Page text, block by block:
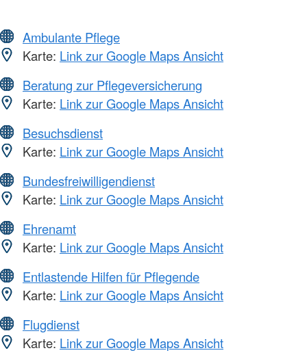
Ambulante Pflege
Karte: Link zur Google Maps Ansicht
Beratung zur Pflegeversicherung
Karte: Link zur Google Maps Ansicht
Besuchsdienst
Karte: Link zur Google Maps Ansicht
Bundesfreiwilligendienst
Karte: Link zur Google Maps Ansicht
Ehrenamt
Karte: Link zur Google Maps Ansicht
Entlastende Hilfen für Pflegende
Karte: Link zur Google Maps Ansicht
Flugdienst
Karte: Link zur Google Maps Ansicht